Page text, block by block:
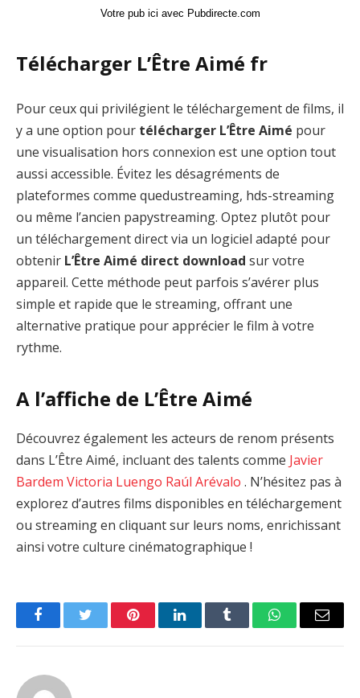
Votre pub ici avec Pubdirecte.com
Télécharger L’Être Aimé fr
Pour ceux qui privilégient le téléchargement de films, il
y a une option pour télécharger L’Être Aimé pour
une visualisation hors connexion est une option tout
aussi accessible. Évitez les désagréments de
plateformes comme quedustreaming, hds-streaming
ou même l’ancien papystreaming. Optez plutôt pour
un téléchargement direct via un logiciel adapté pour
obtenir L’Être Aimé direct download sur votre
appareil. Cette méthode peut parfois s’avérer plus
simple et rapide que le streaming, offrant une
alternative pratique pour apprécier le film à votre
rythme.
A l’affiche de L’Être Aimé
Découvrez également les acteurs de renom présents
dans L’Être Aimé, incluant des talents comme Javier
Bardem Victoria Luengo Raúl Arévalo . N’hésitez pas à
explorez d’autres films disponibles en téléchargement
ou streaming en cliquant sur leurs noms, enrichissant
ainsi votre culture cinématographique !
FacebookTwitter PinterestLinkedInTumblr WhatsAppEmail